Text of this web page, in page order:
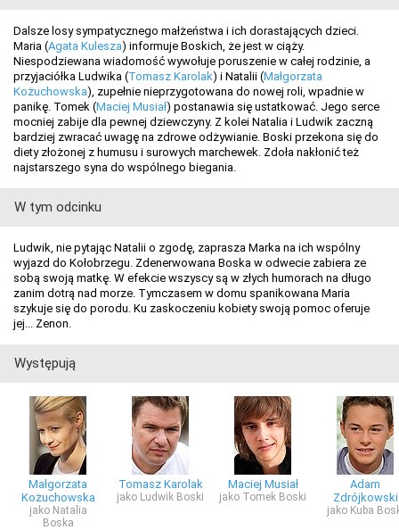
Dalsze losy sympatycznego małżeństwa i ich dorastających dzieci.
Maria (Agata Kulesza) informuje Boskich, że jest w ciąży.
Niespodziewana wiadomość wywołuje poruszenie w całej rodzinie, a
przyjaciółka Ludwika (Tomasz Karolak) i Natalii (Małgorzata
Kożuchowska), zupełnie nieprzygotowana do nowej roli, wpadnie w
panikę. Tomek (Maciej Musiał) postanawia się ustatkować. Jego serce
mocniej zabije dla pewnej dziewczyny. Z kolei Natalia i Ludwik zaczną
bardziej zwracać uwagę na zdrowe odżywianie. Boski przekona się do
diety złożonej z humusu i surowych marchewek. Zdoła nakłonić też
najstarszego syna do wspólnego biegania.
W tym odcinku
Ludwik, nie pytając Natalii o zgodę, zaprasza Marka na ich wspólny
wyjazd do Kołobrzegu. Zdenerwowana Boska w odwecie zabiera ze
sobą swoją matkę. W efekcie wszyscy są w złych humorach na długo
zanim dotrą nad morze. Tymczasem w domu spanikowana Maria
szykuje się do porodu. Ku zaskoczeniu kobiety swoją pomoc oferuje
jej... Zenon.
Występują
Małgorzata
Kożuchowska
jako Natalia
Boska
Tomasz Karolak
jako Ludwik Boski
Maciej Musiał
jako Tomek Boski
Adam
Zdrójkowski
jako Kuba